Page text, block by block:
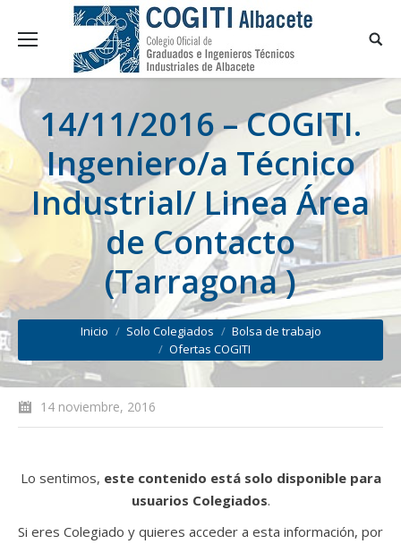
14/11/2016 – COGITI.
Ingeniero/a Técnico
Industrial/ Linea Área
de Contacto
(Tarragona )
You are here:
Inicio Solo Colegiados
Bolsa de trabajo
Ofertas COGITI
14 noviembre, 2016
Lo sentimos, este contenido está solo disponible para
usuarios Colegiados.
Si eres Colegiado y quieres acceder a esta información, por